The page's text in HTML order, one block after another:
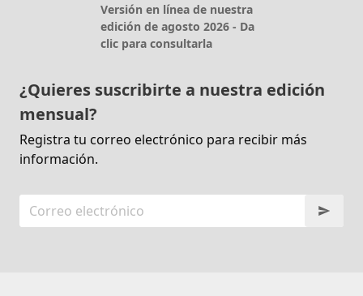
Versión en línea de nuestra
edición de agosto 2026 - Da
clic para consultarla
¿Quieres suscribirte a nuestra edición
mensual?
Registra tu correo electrónico para recibir más
información.